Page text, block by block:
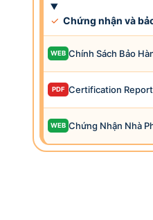
✓ Chứng nhận và
WEB Chính Sách Bảo
PDF Certification Report
WEB Chứng Nhận Nhà